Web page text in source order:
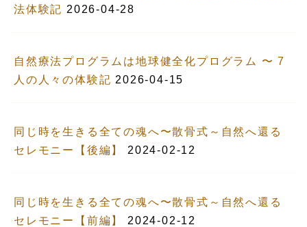
法体験記 2026-04-28
自然療法プログラムは地球健全化プログラム 〜 7
人の人々の体験記 2026-04-15
同じ時を生きる全ての魂へ〜散骨式～自然へ還る
セレモニー【後編】
2024-02-12
同じ時を生きる全ての魂へ〜散骨式～自然へ還る
セレモニー【前編】
2024-02-12